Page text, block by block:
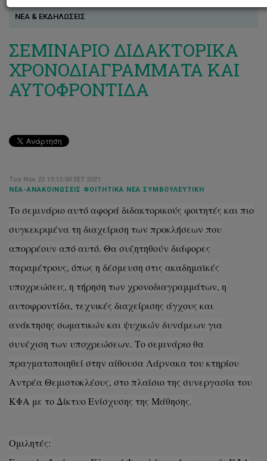
ΝΕΑ & ΕΚΔΗΛΩΣΕΙΣ
ΣΕΜΙΝΑΡΙΟ ΔΙΔΑΚΤΟΡΙΚΑ
ΧΡΟΝΟΔΙΑΓΡΑΜΜΑΤΑ ΚΑΙ
ΑΥΤΟΦΡΟΝΤΙΔΑ
Tue Nov 23 19:13:00 EET 2021
ΝΈΑ-ΑΝΑΚΟΙΝΏΣΕΙΣ ΦΟΙΤΗΤΙΚΆ ΝΈΑ ΣΥΜΒΟΥΛΕΥΤΙΚΉ
Το σεμινάριο αυτό αφορά διδακτορικούς φοιτητές και πιο
συγκεκριμένα τη διαχείριση των προκλήσεων που
απορρέουν από αυτό. Θα συζητηθούν διάφορες
παραμέτρους, όπως η δέσμευση στις ακαδημαϊκές
υποχρεώσεις, η τήρηση των χρονοδιαγραμμάτων, η
αυτοφροντίδα, τεχνικές διαχείρισης άγχους και
ανάκτησης σωματικών και ψυχικών δυνάμεων για
συνέχιση των υποχρεώσεων. Το σεμινάριο θα
πραγματοποιηθεί στην αίθουσα Λάρνακα του κτηρίου
Αντρέα Θεμιστοκλέους, στο πλαίσιο της συνεργασία του
ΚΦΑ με το Δίκτυο Ενίσχυσης της Μάθησης.
Ομιλητές: